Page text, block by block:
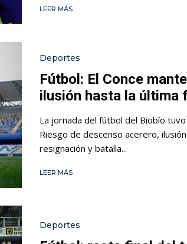
LEER MÁS
Deportes
Fútbol: El Conce
ilusión hasta la última
La jornada del fútbol del Biobío
Riesgo de descenso acerero,
resignación y batalla...
LEER MÁS
Deportes